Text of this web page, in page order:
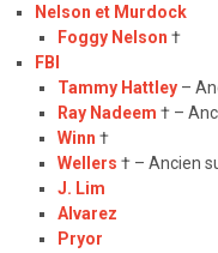
Nelson et Murdock
Foggy Nelson †
FBI
Tammy Hattley –
Ray Nadeem † –
Winn †
Wellers † – Ancien
J. Lim
Alvarez
Pryor